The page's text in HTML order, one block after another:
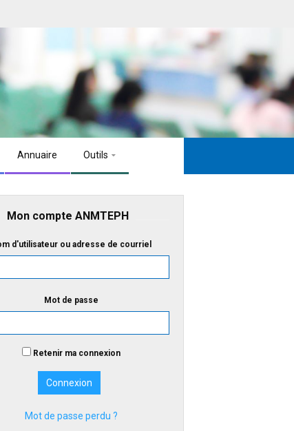
Annuaire Outils
Mon compte ANMTEPH
d'utilisateur ou adresse de courriel
Mot de passe
Retenir ma connexion
Mot de passe perdu ?